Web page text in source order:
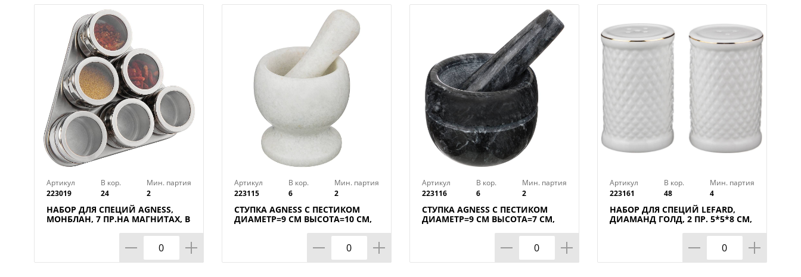
Технические характеристики:
Тип товара : Мельница для специй
Бренд : SATOSHI
Материал : Бамбук
Размер упаковки : 5,3х6,2х13,6 см
Размер : 12 см
Цвет : Коричневый
Вес в упаковке : 0,18 кг
Страна производства : Китай
Артикул
223019
В кор.
24
Мин. партия
2
НАБОР ДЛЯ СПЕЦИЙ AGNESS,
МОНБЛАН, 7 ПР.НА МАГНИТАХ, В
Артикул
223115
В кор.
6
Мин. партия
2
СТУПКА AGNESS С ПЕСТИКОМ
ДИАМЕТР=9 СМ ВЫСОТА=10 СМ,
Артикул
223116
В кор.
6
Мин. партия
2
СТУПКА AGNESS С ПЕСТИКОМ
ДИАМЕТР=9 СМ ВЫСОТА=7 СМ,
Артикул
223161
В кор.
48
Мин. партия
4
НАБОР ДЛЯ СПЕЦИЙ LEFARD,
ДИАМАНД ГОЛД, 2 ПР. 5*5*8 СМ,